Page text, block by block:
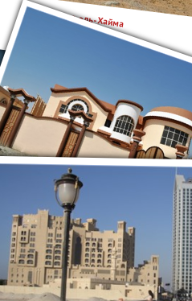
Рас-эль-Хайма
Эль-Фуджейра